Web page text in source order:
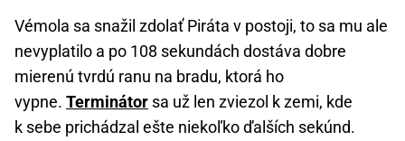
Vémola sa snažil zdolať Piráta v postoji, to sa mu ale
nevyplatilo a po 108 sekundách dostáva dobre
mierenú tvrdú ranu na bradu, ktorá ho
vypne. Terminátor sa už len zviezol k zemi, kde
k sebe prichádzal ešte niekoľko ďalších sekúnd.